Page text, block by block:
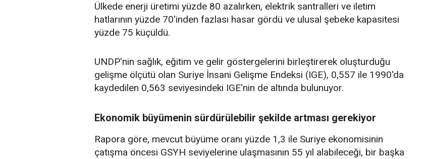
Ülkede enerji üretimi yüzde 80 azalırken, elektrik santralleri ve iletim
hatlarının yüzde 70'inden fazlası hasar gördü ve ulusal şebeke kapasitesi
yüzde 75 küçüldü.
UNDP'nin sağlık, eğitim ve gelir göstergelerini birleştirerek oluşturduğu
gelişme ölçütü olan Suriye İnsani Gelişme Endeksi (IGE), 0,557 ile 1990'da
kaydedilen 0,563 seviyesindeki IGE'nin de altında bulunuyor.
Ekonomik büyümenin sürdürülebilir şekilde artması gerekiyor
Rapora göre, mevcut büyüme oranı yüzde 1,3 ile Suriye ekonomisinin
çatışma öncesi GSYH seviyelerine ulaşmasının 55 yıl alabileceği, bir başka